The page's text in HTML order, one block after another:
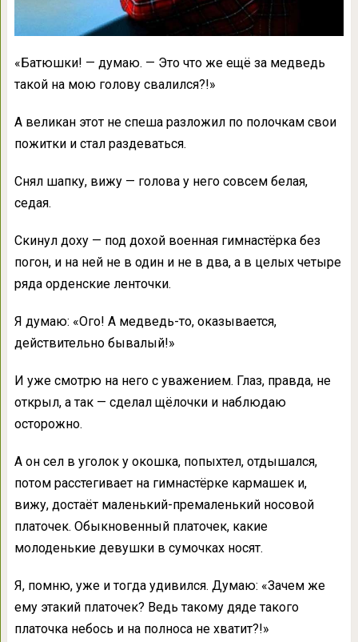
«Батюшки! — думаю. — Это что же ещё за медведь
такой на мою голову свалился?!»
А великан этот не спеша разложил по полочкам свои
пожитки и стал раздеваться.
Снял шапку, вижу — голова у него совсем белая,
седая.
Скинул доху — под дохой военная гимнастёрка без
погон, и на ней не в один и не в два, а в целых четыре
ряда орденские ленточки.
Я думаю: «Ого! А медведь-то, оказывается,
действительно бывалый!»
И уже смотрю на него с уважением. Глаз, правда, не
открыл, а так — сделал щёлочки и наблюдаю
осторожно.
А он сел в уголок у окошка, попыхтел, отдышался,
потом расстегивает на гимнастёрке кармашек и,
вижу, достаёт маленький-премаленький носовой
платочек. Обыкновенный платочек, какие
молоденькие девушки в сумочках носят.
Я, помню, уже и тогда удивился. Думаю: «Зачем же
ему этакий платочек? Ведь такому дяде такого
платочка небось и на полноса не хватит?!»